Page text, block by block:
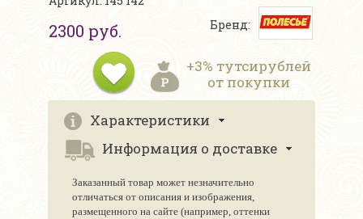
2300 руб. Бренд:
+3% тутсирублей
от покупки
Характеристики
Информация о доставке
Заказанный товар может незначительно
отличаться от описания и изображения,
размещенного на сайте (например, оттенки